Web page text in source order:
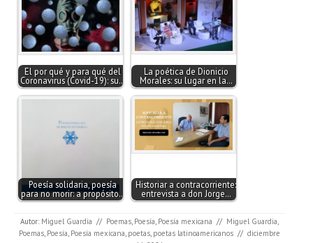
El por qué y para qué del
Coronavirus (Covid-19): su…
La poética de Dionicio
Morales: su lugar en la…
Poesía solidaria, poesía
para no morir: a propósito…
Historiar a contracorriente:
entrevista a don Jorge…
Autor: Miguel Guardia // Poemas, Poesía, Poesía mexicana // Miguel Guardia,
Poemas, Poesía, Poesía mexicana, poetas, poetas latinoamericanos // diciembre